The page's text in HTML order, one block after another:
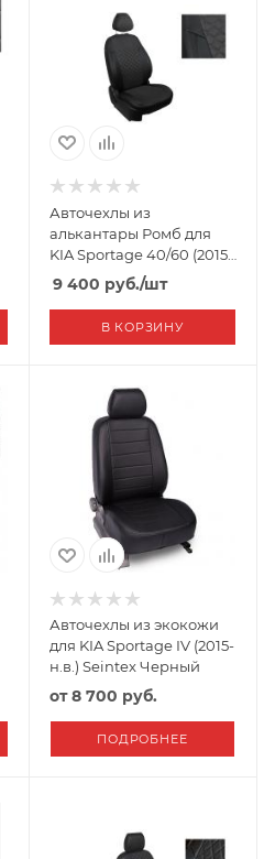
Авточехлы из
алькантары Ромб для
KIA Sportage 40/60 (2015-
н.в.) "Seintex"
9 400 руб./шт
В КОРЗИНУ
Авточехлы из экокожи
для KIA Sportage IV (2015-
н.в.) Seintex Черный
от8 700 руб.
ПОДРОБНЕЕ